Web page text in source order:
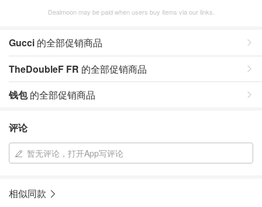
Dealmoon may be paid when users buy items via our links.
Gucci 的全部促销商品
TheDoubleF FR 的全部促销商品
钱包的全部促销商品
评论
暂无评论，打开App写评论
相似同款